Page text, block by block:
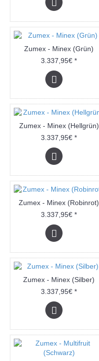
Zumex - Minex (Grün)
3.337,95€ *
Zumex - Minex (Hellgrün)
3.337,95€ *
Zumex - Minex (Robinrot)
3.337,95€ *
Zumex - Minex (Silber)
3.337,95€ *